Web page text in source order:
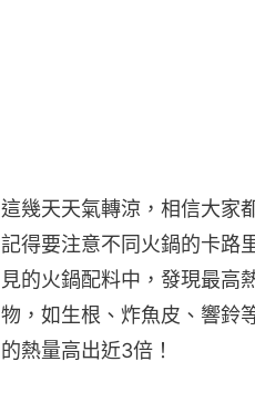
這幾天天氣轉涼，相信大家
記得要注意不同火鍋的卡路
見的火鍋配料中，發現最高
物，如生根、炸魚皮、響鈴
的熱量高出近3倍！